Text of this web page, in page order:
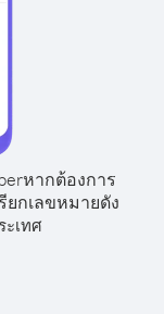
หากต้องการ
ยกเลขหมายดัง
ะเทศ